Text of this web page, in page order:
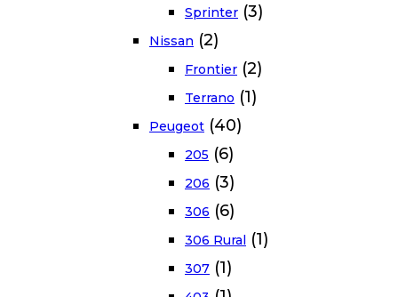
Sprinter (3)
Nissan (2)
Frontier (2)
Terrano (1)
Peugeot (40)
205 (6)
206 (3)
306 (6)
306 Rural (1)
307 (1)